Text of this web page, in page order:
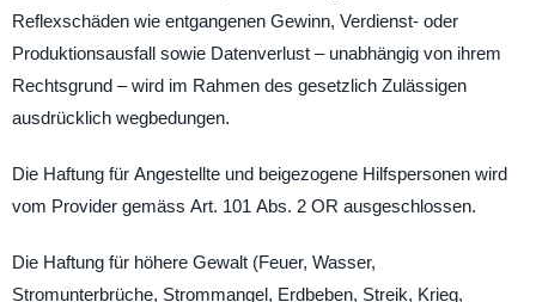
Reflexschäden wie entgangenen Gewinn, Verdienst- oder
Produktionsausfall sowie Datenverlust – unabhängig von ihrem
Rechtsgrund – wird im Rahmen des gesetzlich Zulässigen
ausdrücklich wegbedungen.
Die Haftung für Angestellte und beigezogene Hilfspersonen wird
vom Provider gemäss Art. 101 Abs. 2 OR ausgeschlossen.
Die Haftung für höhere Gewalt (Feuer, Wasser,
Stromunterbrüche, Strommangel, Erdbeben, Streik, Krieg,